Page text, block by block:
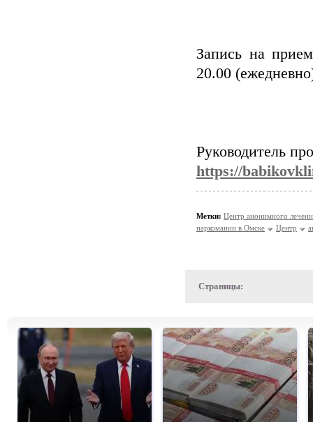
Запись на
20.00
Руководитель
https://
Метки: Центр анонимного
наркомании в Омске
Центр
Страницы: